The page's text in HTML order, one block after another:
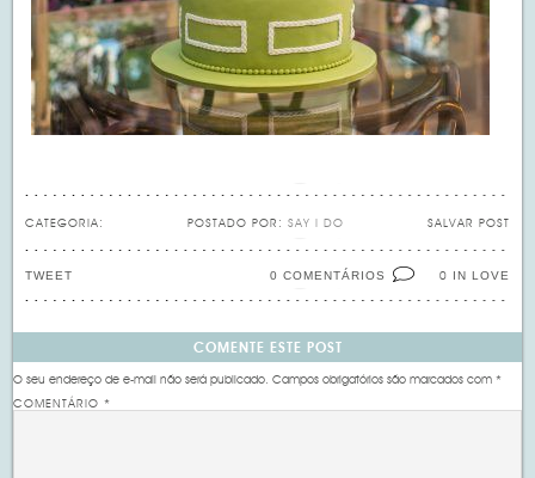
CATEGORIA: SALVAR POST
POSTADO POR: SAY I DO
0 IN LOVE
0 COMENTÁRIOS
TWEET
COMENTE ESTE POST
O seu endereço de e-mail não será publicado. Campos obrigatórios são marcados com*
COMENTÁRIO*